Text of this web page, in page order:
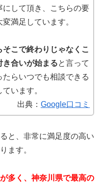
して頂き、こちらの要
満足しています。
こで終わりじゃなくこ
き合いが始まると言って
らいつでも相談できる
います。
出典： Google口コミ
と、非常に満足度の高い
ます。
多く、神奈川県で最高の